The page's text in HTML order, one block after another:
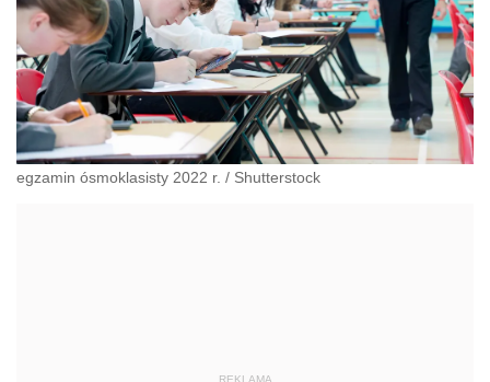
egzamin ósmoklasisty 2022 r. / Shutterstock